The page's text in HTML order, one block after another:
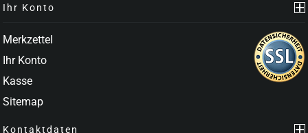
Ihr Konto
Merkzettel
Ihr Konto
Kasse
Sitemap
Kontaktdaten